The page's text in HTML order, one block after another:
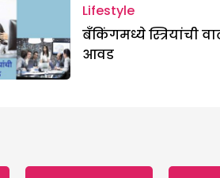
Lifestyle
बँकिंगमध्ये स्त्रियांची
आवड